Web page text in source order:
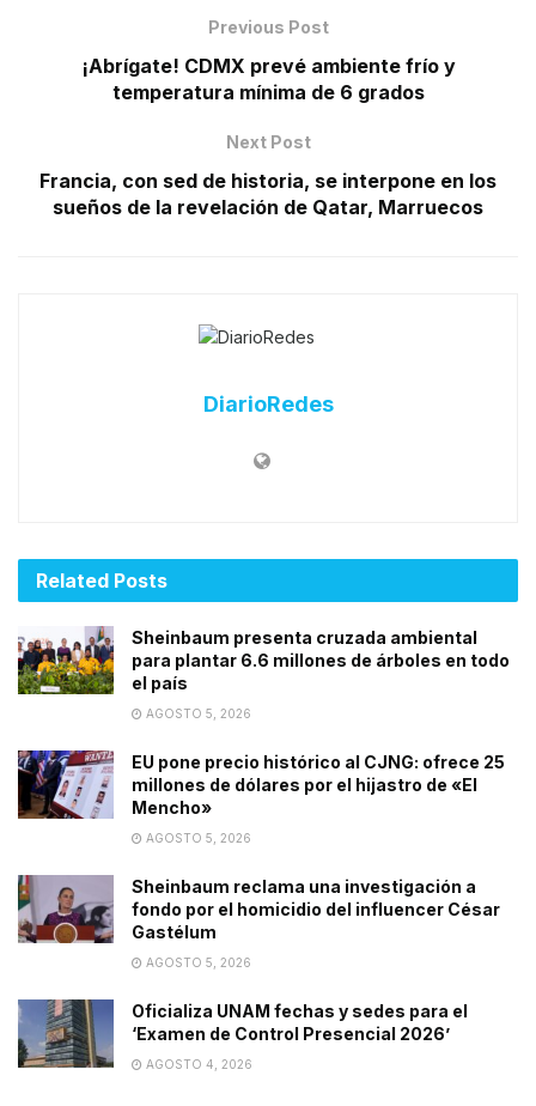
Previous Post
¡Abrígate! CDMX prevé ambiente frío y
temperatura mínima de 6 grados
Next Post
Francia, con sed de historia, se interpone en los
sueños de la revelación de Qatar, Marruecos
DiarioRedes
Related Posts
Sheinbaum presenta cruzada ambiental
para plantar 6.6 millones de árboles en todo
el país
AGOSTO 5, 2026
EU pone precio histórico al CJNG: ofrece 25
millones de dólares por el hijastro de «El
Mencho»
AGOSTO 5, 2026
Sheinbaum reclama una investigación a
fondo por el homicidio del influencer César
Gastélum
AGOSTO 5, 2026
Oficializa UNAM fechas y sedes para el
‘Examen de Control Presencial 2026’
AGOSTO 4, 2026